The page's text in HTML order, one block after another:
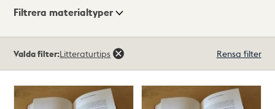
Visningsläge
Filtrera materialtyper
träffar
Valda filter:Litteraturtips Rensa filter